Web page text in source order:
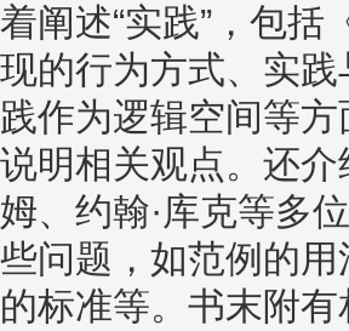
着阐述“实践”，包
现的行为方式、实
践作为逻辑空间等
说明相关观点。还
姆、约翰·库克等多
些问题，如范例的
的标准等。书末附